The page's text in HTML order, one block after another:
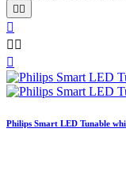
 

 

Philips Smart LED Tunable